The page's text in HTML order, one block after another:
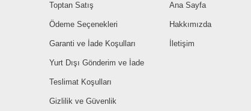
Toptan Satış
Ödeme Seçenekleri
Garanti ve İade Koşulları
Yurt Dışı Gönderim ve İade
Teslimat Koşulları
Gizlilik ve Güvenlik
Ana Sayfa
Hakkımızda
İletişim